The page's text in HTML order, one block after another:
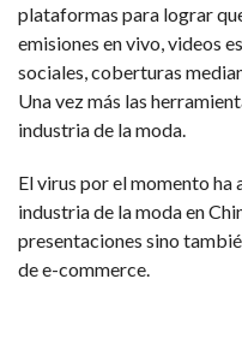
plataformas para lograr
emisiones en vivo, videos
sociales, coberturas
Una vez más las
industria de la moda.
El virus por el momento
industria de la moda en
presentaciones sino
de e-commerce.